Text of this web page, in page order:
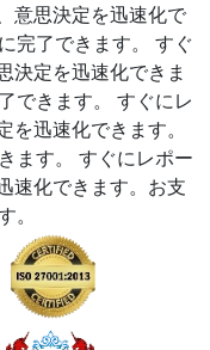
意思決定を迅速化で
完了できます。
すぐ
決定を迅速化できま
できます。
すぐにレ
迅速化できます。
ます。
すぐにレポー
速化できます。お支